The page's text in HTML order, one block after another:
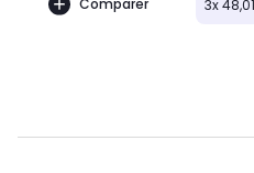
3x 48,01